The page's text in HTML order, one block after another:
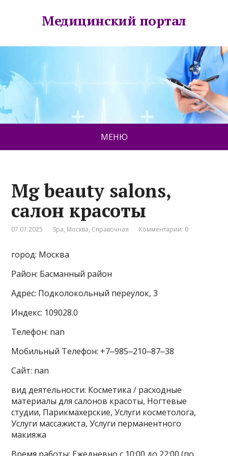
Медицинский портал
МЕНЮ
Mg beauty salons,
салон красоты
07.07.2025 Spa, Москва, Справочная Комментарии: 0
город: Москва
Район: Басманный район
Адрес: Подколокольный переулок, 3
Индекс: 109028.0
Телефон: nan
Мобильный Телефон: +7‒985‒210‒87‒38
Сайт: nan
вид деятельности: Косметика / расходные
материалы для салонов красоты, Ногтевые
студии, Парикмахерские, Услуги косметолога,
Услуги массажиста, Услуги перманентного
макияжа